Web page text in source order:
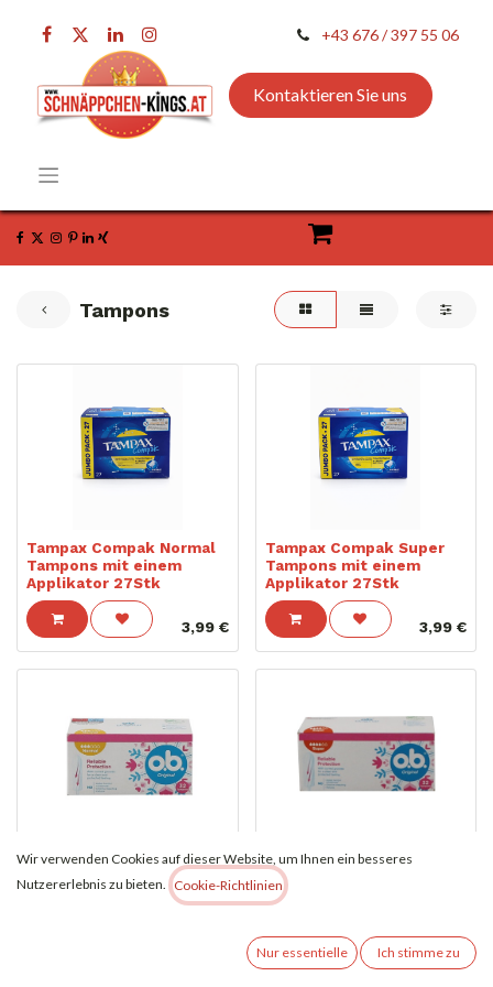
+43 676 / 397 55 06
Kontaktieren Sie uns
Tampons
Tampax Compak Normal
Tampons mit einem
Applikator 27Stk
3,99€
Tampax Compak Super
Tampons mit einem
Applikator 27Stk
3,99 €
o.b. Original Normal 32er
3,49€
o.b. Original Super 32er
Wir verwenden Cookies auf dieser Website, um Ihnen ein besseres
Nutzererlebnis zu bieten.
Cookie-Richtlinien
Nur essentielle Ich stimme zu